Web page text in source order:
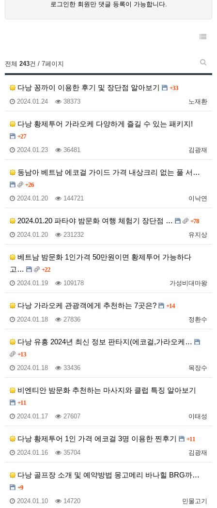
로그인한 회원만 댓글 등록이 가능합니다.
전체 243건 / 7페이지
다낭 꽁까이 이용한 후기 및 장단점 알아보기 +33
노재환
2024.01.24 38373
다낭 황제투어 가라오케 다양하게 즐길 수 있는 패키지!
+27
김광재
2024.01.23 36481
동남아 베트남 에코걸 가이드 가격 내상크리 없는 풀 서…
+26
이낙연
2024.01.20 144721
2024.01.20 파타야 밤문화 여행 체험기 장단점 … +78
유지상
2024.01.20 231232
베트남 밤문화 1인가격 50만원이면 황제투어 가능하다
고…
+22
가성비대마왕
2024.01.19 109178
다낭 가라오케 관광객에게 추천하는 7곳은? +14
정환수
2024.01.18 27836
다낭 유흥 2024년 최신 정보 판타지(에코걸,가라오케…
+13
목장수
2024.01.18 33436
비엔티안 밤문화 추천하는 마사지와 클럽 특징 알아보기
+11
이태성
2024.01.17 27607
다낭 황제투어 1인 가격 에코걸 3명 이용한 찐후기 +11
김광재
2024.01.16 35704
다낭 골프장 소개 및 예약방법 몽고메리 바나힐 BRG까…
+9
민물고기
2024.01.10 14720